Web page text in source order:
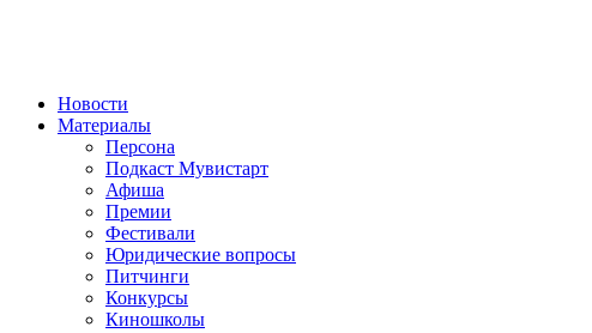
Новости
Материалы
Персона
Подкаст Мувистарт
Афиша
Премии
Фестивали
Юридические вопросы
Питчинги
Конкурсы
Киношколы